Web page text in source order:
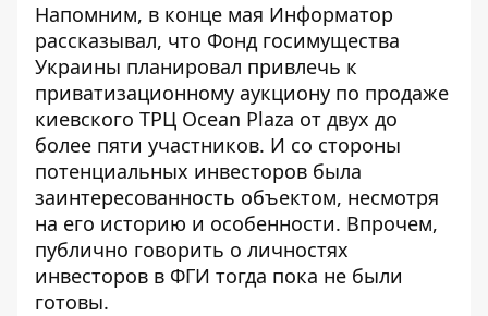
Напомним, в конце мая Информатор
рассказывал, что Фонд госимущества
Украины планировал привлечь к
приватизационному аукциону по продаже
киевского ТРЦ Ocean Plaza от двух до
более пяти участников. И со стороны
потенциальных инвесторов была
заинтересованность объектом, несмотря
на его историю и особенности. Впрочем,
публично говорить о личностях
инвесторов в ФГИ тогда пока не были
готовы.